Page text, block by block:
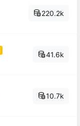
220.2k
41.6k
10.7k